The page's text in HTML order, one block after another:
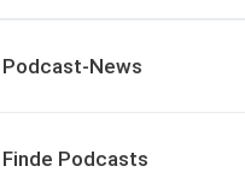
Podcast-News
Finde Podcasts